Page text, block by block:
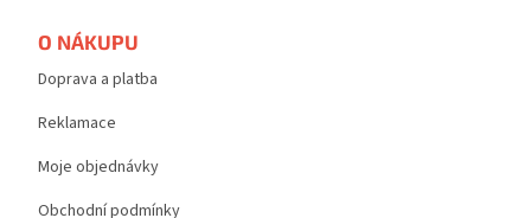
O NÁKUPU
Doprava a platba
Reklamace
Moje objednávky
Obchodní podmínky